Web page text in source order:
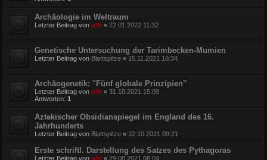
Archäologie im Weltraum
Letzter Beitrag von ulfr « 22.01.2022 11:32
Genetische Untersuchung der Tarimbecken-Mumien
Letzter Beitrag von Blattspitze « 15.11.2021 16:34
Archäogenetik: "Fünf globale Prinzipien"
Letzter Beitrag von ulfr « 31.10.2021 15:09
Antworten: 1
Aztekischer Obsidianspiegel im England des 16.
Jahrhunderts
Letzter Beitrag von Blattspitze « 12.10.2021 09:21
Erste schriftl. Darstellung des Satzes des Pythagoras
Letzter Beitrag von ulfr « 29.08.2021 08:04